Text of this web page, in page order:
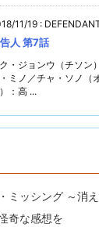
11/19 :
人 第7話
・ジョンウ（チソン
ミノ／チャ・ソノ（
：高 ...
ミッシング ～消
奇な感想を